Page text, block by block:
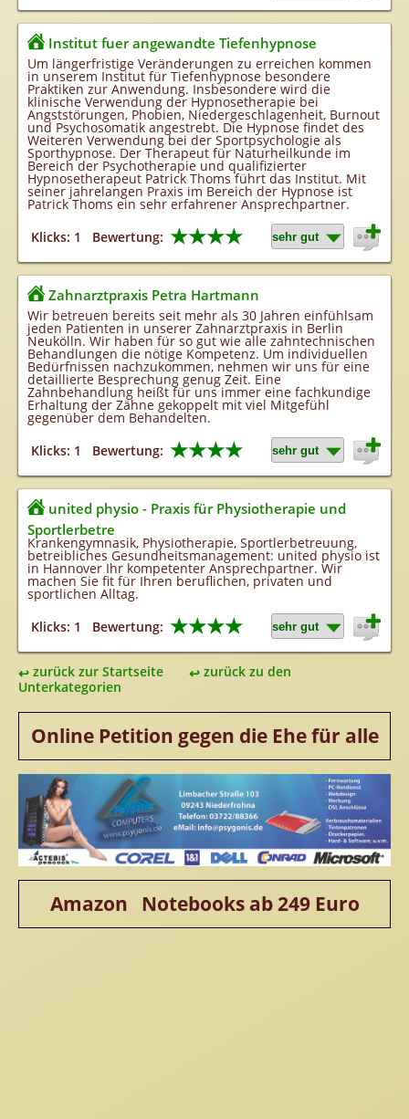
Institut fuer angewandte Tiefenhypnose
Um längerfristige Veränderungen zu erreichen kommen
in unserem Institut für Tiefenhypnose besondere
Praktiken zur Anwendung. Insbesondere wird die
klinische Verwendung der Hypnosetherapie bei
Angststörungen, Phobien, Niedergeschlagenheit, Burnout
und Psychosomatik angestrebt. Die Hypnose findet des
Weiteren Verwendung bei der Sportpsychologie als
Sporthypnose. Der Therapeut für Naturheilkunde im
Bereich der Psychotherapie und qualifizierter
Hypnosetherapeut Patrick Thoms führt das Institut. Mit
seiner jahrelangen Praxis im Bereich der Hypnose ist
Patrick Thoms ein sehr erfahrener Ansprechpartner.
Klicks: 1
Bewertung: ★★★★
Zahnarztpraxis Petra Hartmann
Wir betreuen bereits seit mehr als 30 Jahren einfühlsam
jeden Patienten in unserer Zahnarztpraxis in Berlin
Neukölln. Wir haben für so gut wie alle zahntechnischen
Behandlungen die nötige Kompetenz. Um individuellen
Bedürfnissen nachzukommen, nehmen wir uns für eine
detaillierte Besprechung genug Zeit. Eine
Zahnbehandlung heißt für uns immer eine fachkundige
Erhaltung der Zähne gekoppelt mit viel Mitgefühl
gegenüber dem Behandelten.
Klicks: 1
Bewertung: ★★★★
united physio - Praxis für Physiotherapie und
Sportlerbetre
Krankengymnasik, Physiotherapie, Sportlerbetreuung,
betreibliches Gesundheitsmanagement: united physio ist
in Hannover Ihr kompetenter Ansprechpartner. Wir
machen Sie fit für Ihren beruflichen, privaten und
sportlichen Alltag.
Klicks: 1
Bewertung: ★★★★
zurück zur Startseite
zurück zu den
Unterkategorien
Online Petition gegen die Ehe für alle
Amazon Notebooks ab 249 Euro